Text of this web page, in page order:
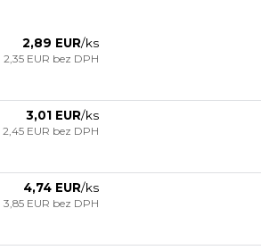
2,89 EUR/ks
2,35 EUR bez DPH
3,01 EUR/ks
2,45 EUR bez DPH
4,74 EUR/ks
3,85 EUR bez DPH